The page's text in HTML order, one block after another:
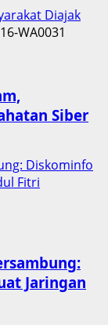
Diajak
Siber
Diskominfo
Fitri
Jaringan